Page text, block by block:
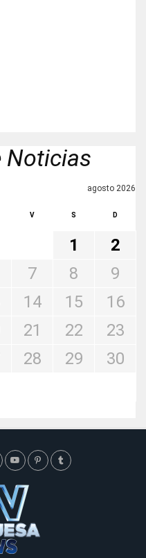
Noticias
agosto 2026
V S D
1
2
7 8
9
14 15
16
21 22
23
28 29
30